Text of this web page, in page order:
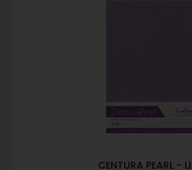
CENTURA PEARL -